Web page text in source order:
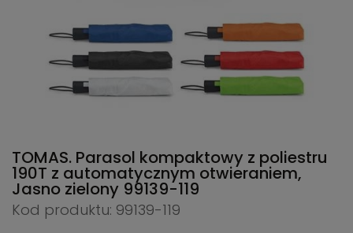
TOMAS. Parasol kompaktowy z poliestru
190T z automatycznym otwieraniem,
Jasno zielony 99139-119
Kod produktu: 99139-119